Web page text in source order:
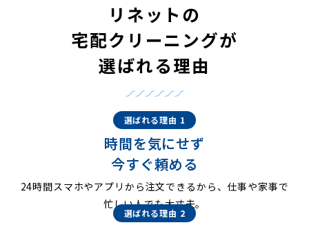
リネットの
宅配クリーニングが
選ばれる理由
選ばれる理由 1
時間を気にせず
今すぐ頼める
24時間スマホやアプリから注文できるから、仕事や家事で
忙しい人でも大丈夫。
選ばれる理由 2